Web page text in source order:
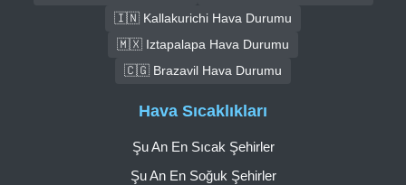
🇮🇳 Kallakurichi Hava Durumu
🇲🇽 Iztapalapa Hava Durumu
🇨🇬 Brazavil Hava Durumu
Hava Sıcaklıkları
Şu An En Sıcak Şehirler
Şu An En Soğuk Şehirler